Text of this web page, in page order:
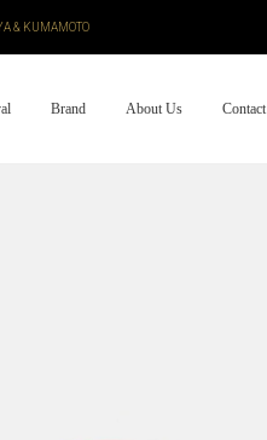
& KUMAMOTO
Brand About Us Contact